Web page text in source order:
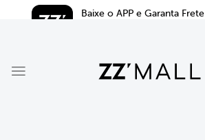
Baixe o APP e Garanta Frete